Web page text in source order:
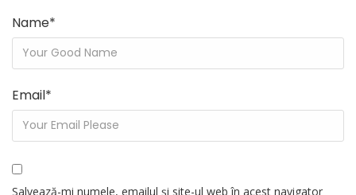
Name*
Email*
Salvează-mi numele, emailul și site-ul web în acest navigator